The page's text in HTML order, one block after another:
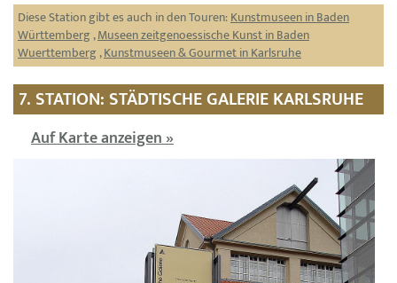
Diese Station gibt es auch in den Touren:Kunstmuseen in Baden
Württemberg ,Museen zeitgenoessische Kunst in Baden
Wuerttemberg ,Kunstmuseen & Gourmet in Karlsruhe
7. STATION: STÄDTISCHE GALERIE KARLSRUHE
Auf Karte anzeigen »